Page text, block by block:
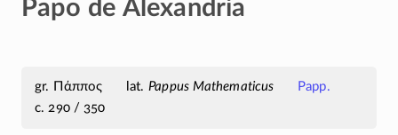
Papo de Alexandria
Πάππος Pappus Mathematicus
Papp.
c. 290 / 350